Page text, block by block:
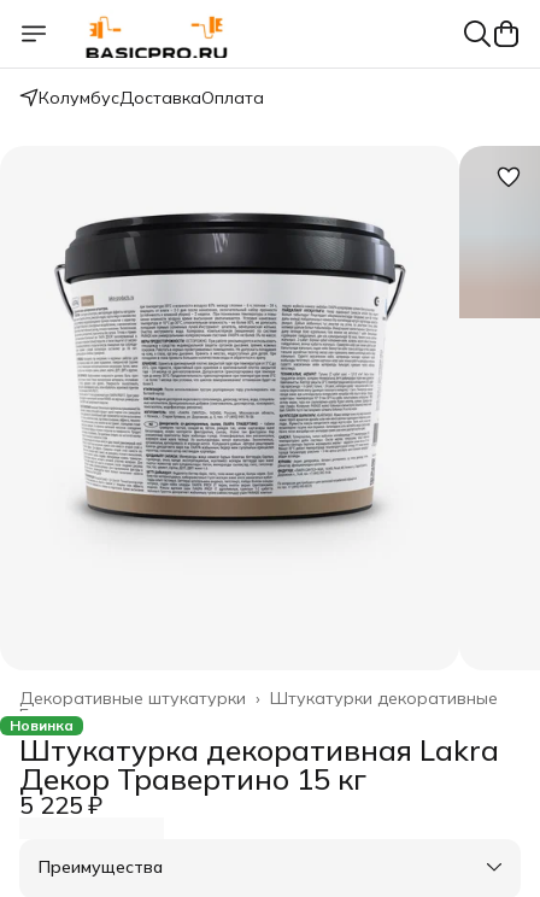
КолумбусДоставкаОплата
Штукатурки декоративные
Декоративные штукатурки ›
Главная
Новинка
Штукатурка декоративная Lakra
Декор Травертино 15 кг
5 225 ₽
Преимущества
Оплата частями в Сплит